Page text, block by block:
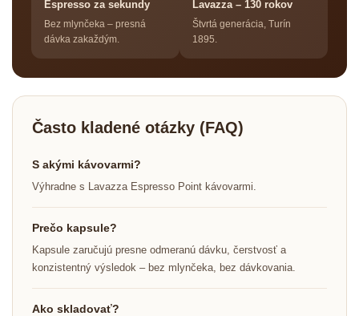
Espresso za sekundy
Bez mlynčeka – presná
dávka zakaždým.
Lavazza – 130 rokov
Štvrtá generácia, Turín
1895.
Často kladené otázky (FAQ)
S akými kávovarmi?
Výhradne s Lavazza Espresso Point kávovarmi.
Prečo kapsule?
Kapsule zaručujú presne odmeranú dávku, čerstvosť a
konzistentný výsledok – bez mlynčeka, bez dávkovania.
Ako skladovať?